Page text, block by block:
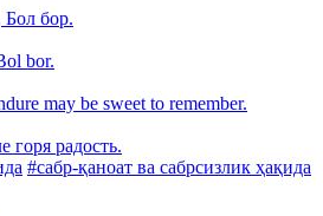
Бол бор.
bor.
may be sweet to remember.
горя радость.
#сабр-қаноат ва сабрсизлик ҳақида